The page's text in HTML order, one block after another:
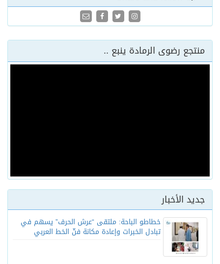
منتجع رضوى الرمادة ينبع ..
جديد الأخبار
خطاطو الباحة: ملتقى “عرش الحرف” يسهم في
تبادل الخبرات وإعادة مكانة فنّ الخط العربي